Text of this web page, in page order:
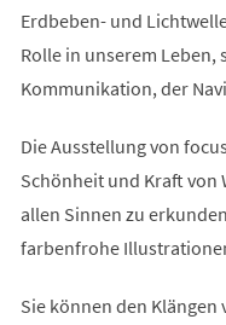
Erdbeben- und
Rolle in unserem Leben,
Kommunikation, der
Die Ausstellung von
Schönheit und Kraft von
allen Sinnen zu
farbenfrohe
Sie können den Klängen